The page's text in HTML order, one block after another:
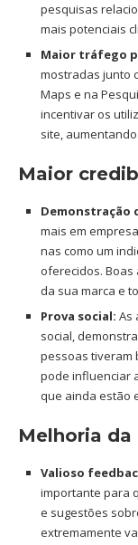
pesquisas
mais potenciais
Maior tráfego
mostradas junto
Maps e na
incentivar os
site,
Maior
Demonstração
mais em
nas como um
oferecidos.
da sua marca e
Prova social: As
social,
pessoas tiveram
pode influenciar
que ainda estão
Melhoria
Valioso
importante para
e sugestões
extremamente